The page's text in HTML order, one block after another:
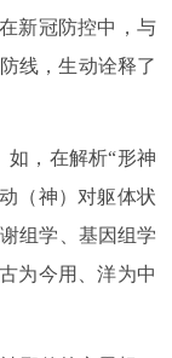
新冠防控中，与
线，生动诠释了
如，在解析“形神
（神）对躯体状
组学、基因组学
为今用、洋为中